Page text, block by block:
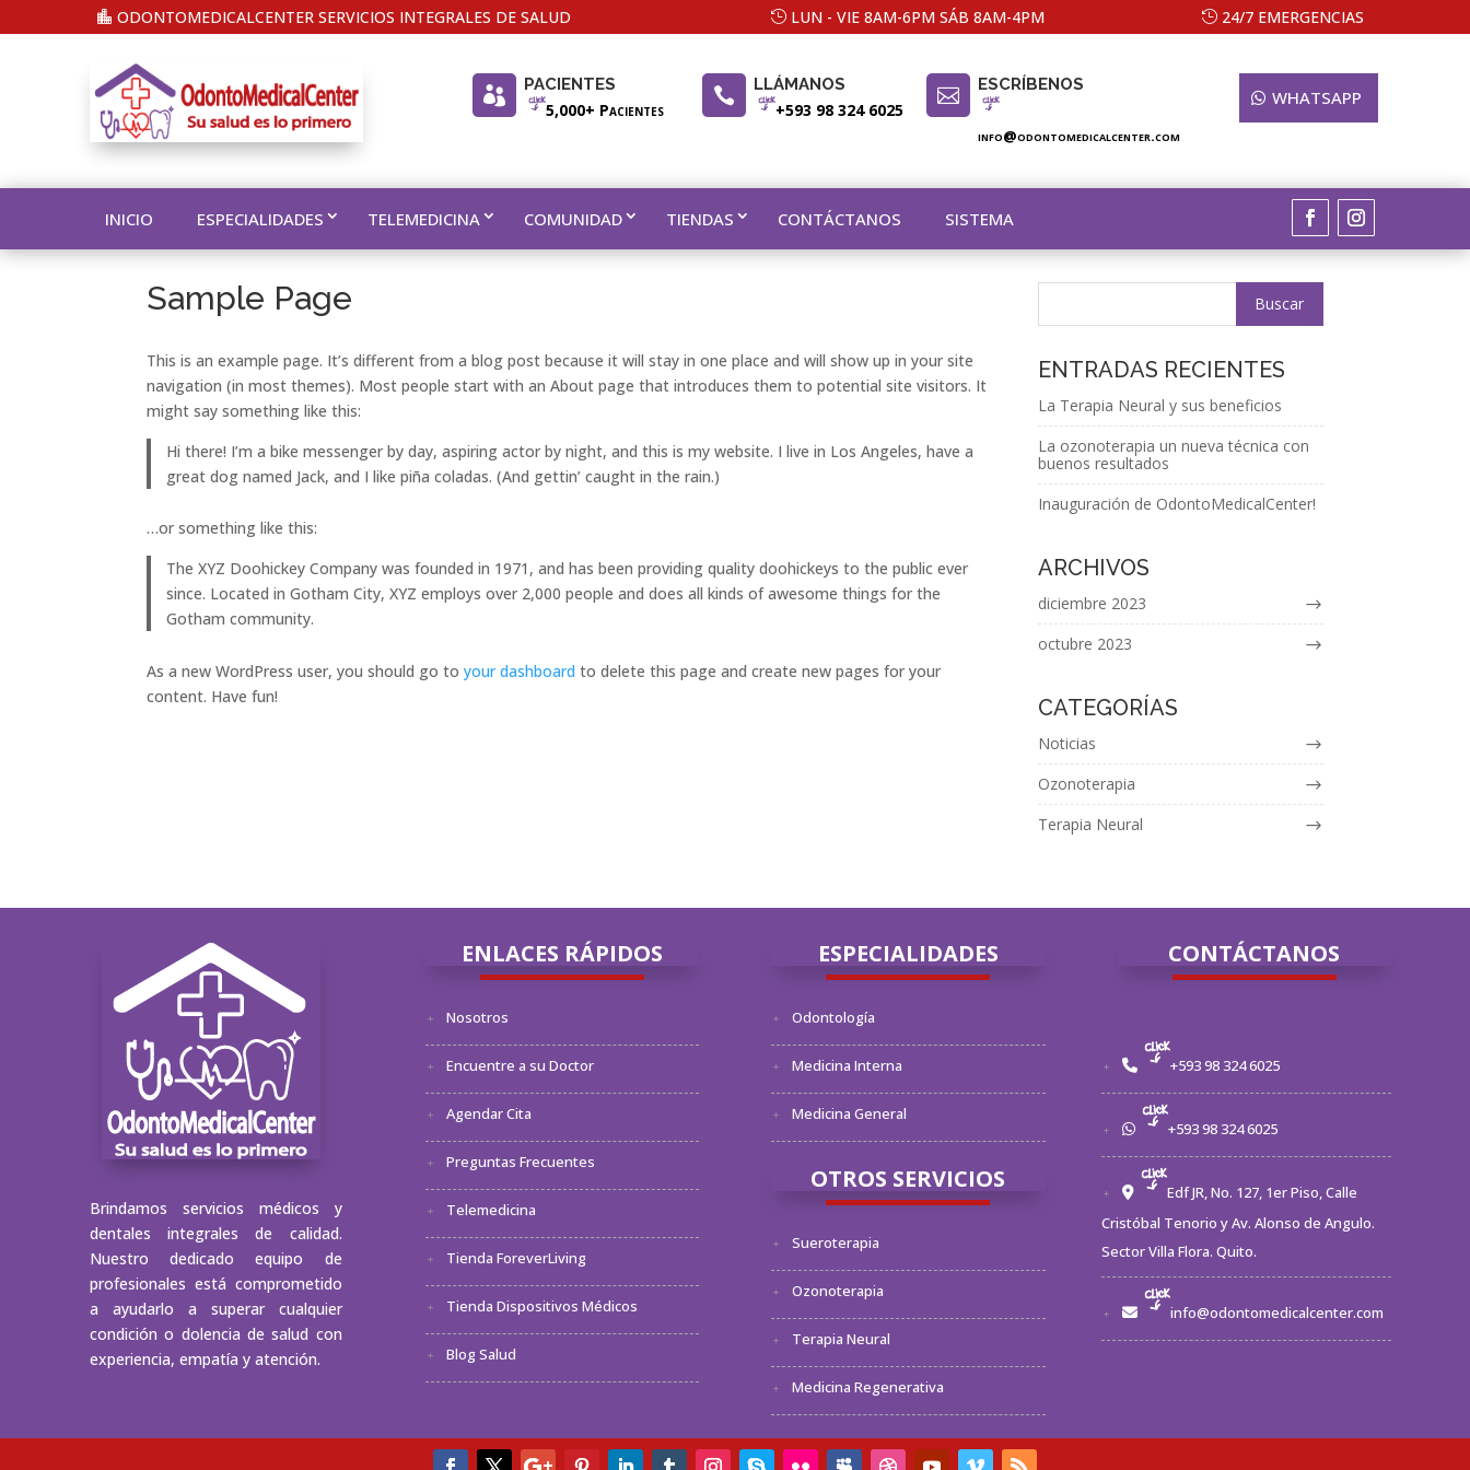
ODONTOMEDICALCENTER SERVICIOS INTEGRALES DE SALUD LUN - VIE 8AM-6PM SÁB 8AM-4PM 24/7 EMERGENCIAS
 PACIENTES
5,000+ Pacientes
 LLÁMANOS
+593 98 324 6025
 ESCRÍBENOS
info@odontomedicalcenter.com
WHATSAPP
INICIO ESPECIALIDADES TELEMEDICINA COMUNIDAD TIENDAS CONTÁCTANOS SISTEMA
Sample Page
This is an example page. It’s different from a blog post because it will stay in one place and will show up in your site
navigation (in most themes). Most people start with an About page that introduces them to potential site visitors. It
might say something like this:
Hi there! I’m a bike messenger by day, aspiring actor by night, and this is my website. I live in Los Angeles, have a
great dog named Jack, and I like piña coladas. (And gettin’ caught in the rain.)
…or something like this:
The XYZ Doohickey Company was founded in 1971, and has been providing quality doohickeys to the public ever
since. Located in Gotham City, XYZ employs over 2,000 people and does all kinds of awesome things for the
Gotham community.
As a new WordPress user, you should go toyour dashboard to delete this page and create new pages for your
content. Have fun!
ENTRADAS RECIENTES
La Terapia Neural y sus beneficios
La ozonoterapia un nueva técnica con
buenos resultados
Inauguración de OdontoMedicalCenter!
ARCHIVOS
diciembre 2023
octubre 2023
CATEGORÍAS
Noticias
Ozonoterapia
Terapia Neural
Brindamos servicios médicos y
dentales integrales de calidad.
Nuestro dedicado equipo de
profesionales está comprometido
a ayudarlo a superar cualquier
condición o dolencia de salud con
experiencia, empatía y atención.
ENLACES RÁPIDOS
Nosotros
Encuentre a su Doctor
Agendar Cita
Preguntas Frecuentes
Telemedicina
Tienda ForeverLiving
Tienda Dispositivos Médicos
Blog Salud
ESPECIALIDADES
Odontología
Medicina Interna
Medicina General
OTROS SERVICIOS
Sueroterapia
Ozonoterapia
Terapia Neural
Medicina Regenerativa
CONTÁCTANOS
+593 98 324 6025
+593 98 324 6025
Edf JR, No. 127, 1er Piso, Calle
Cristóbal Tenorio y Av. Alonso de Angulo.
Sector Villa Flora. Quito.
info@odontomedicalcenter.com